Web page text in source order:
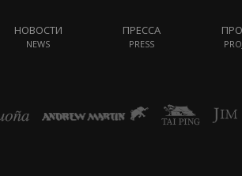
НОВОСТИ
NEWS
ПРЕССА
PRESS